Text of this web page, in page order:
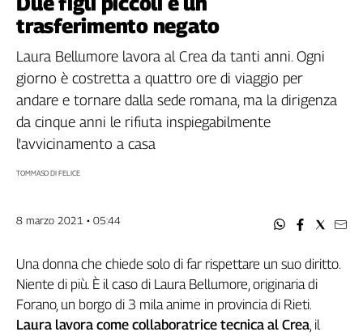
Filcams
Filctem
Fillea
Filt
Fisac
Flai
Fp
Slc
Inca
Caaf
Speciali
trasferimento negato
Laura Bellumore lavora al Crea da tanti anni. Ogni
giorno è costretta a quattro ore di viaggio per
andare e tornare dalla sede romana, ma la dirigenza
da cinque anni le rifiuta inspiegabilmente
l'avvicinamento a casa
TOMMASO DI FELICE
8 marzo 2021 • 05:44
Una donna che chiede solo di far rispettare un suo diritto.
Niente di più. È il caso di Laura Bellumore, originaria di
Forano, un borgo di 3 mila anime in provincia di Rieti.
Laura lavora come collaboratrice tecnica al Crea, il